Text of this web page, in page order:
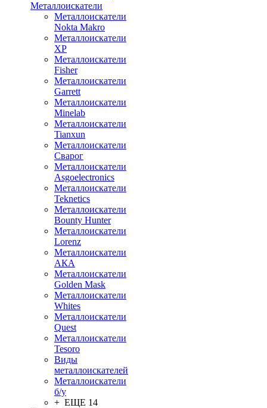
Металлоискатели
Металлоискатели
Nokta Makro
Металлоискатели
XP
Металлоискатели
Fisher
Металлоискатели
Garrett
Металлоискатели
Minelab
Металлоискатели
Tianxun
Металлоискатели
Сварог
Металлоискатели
Asgoelectronics
Металлоискатели
Teknetics
Металлоискатели
Bounty Hunter
Металлоискатели
Lorenz
Металлоискатели
АКА
Металлоискатели
Golden Mask
Металлоискатели
Whites
Металлоискатели
Quest
Металлоискатели
Tesoro
Виды
металлоискателей
Металлоискатели
б/у
+ ЕЩЕ 14